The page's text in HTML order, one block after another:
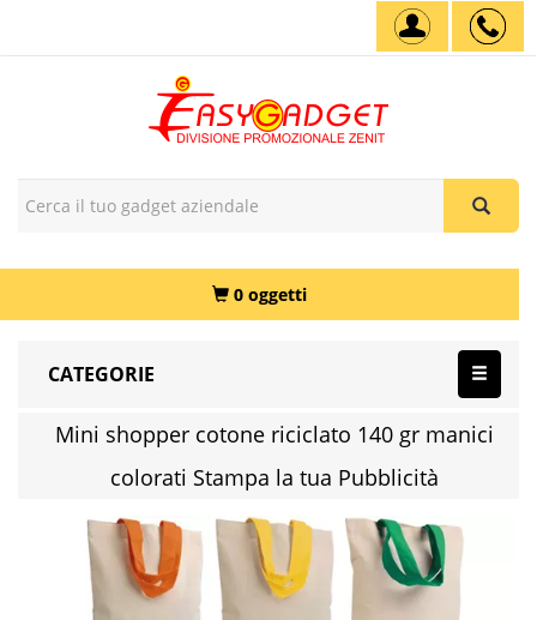
0 oggetti
CATEGORIE
Mini shopper cotone riciclato 140 gr manici
colorati Stampa la tua Pubblicità